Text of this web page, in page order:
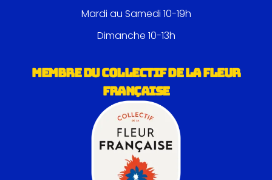
Mardi au Samedi 10-19h
Dimanche 10-13h
MEMBRE DU COLLECTIF DE LA FLEUR
FRANÇAISE